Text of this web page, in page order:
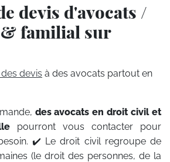
devis d'avocats /
familial sur
devis à des avocats partout en
des avocats en droit civil et
pourront vous contacter pour
✔️ Le droit civil regroupe de
(le droit des personnes, de la